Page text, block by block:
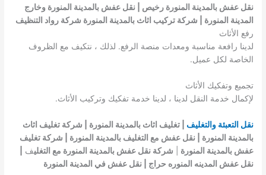
نقل عفش بالمدينة المنورة رخيص | نقل عفش بالمدينة المنورة وخارج
المدينة المنورة | شركة تركيب اثاث بالمدينة المنورة شركة رواد التنظيف
رفع الأثاث
لدينا رافعة مناسبة ومعدات منصة الرفع. لذلك ، نتكيف مع الظروف
الخاصة لكل عميل.
تجميع وتفكيك الأثاث
لإكمال خدمة النقل لدينا ، لدينا خدمة تفكيك وتركيب الأثاث.
نقل التعبئة والتغليف | تغليف اثاث بالمدينة المنورة | شركة تغليف اثاث
بالمدينة المنورة | نقل عفش مع التغليف بالمدينة المنورة | شركة تغليف
عفش بالمدينة المنورة
شركة نقل عفش بالمدينة المنورة مع التغليف
نقل عفش المدينه المنوره حراج | نقل عفش في المدينة المنورة